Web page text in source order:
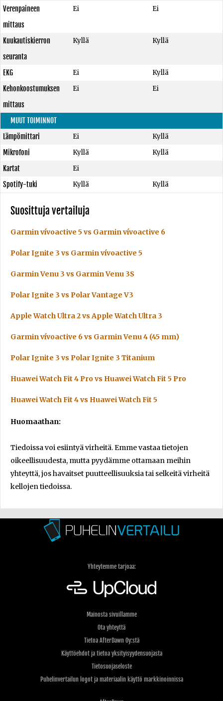
Verenpaineen
mittaus
Ei Ei
Kuukautiskierron
seuranta
Kyllä Kyllä
EKG Ei
Kyllä
Kehonkoostumuksen
mittaus
Ei Ei
MUUT TOIMINNOT
Lämpömittari
Ei
Kyllä
Mikrofoni
Kyllä
Kyllä
Kartat
Ei
Spotify-tuki
Kyllä Kyllä
Suosittuja vertailuja
Garmin vívoactive 5 vs Garmin vívoactive 6
Polar Ignite 3 vs Garmin vívoactive 5
Garmin Venu 3 vs Garmin Venu 3S
Polar Ignite 3 vs Polar Vantage V3
Apple Watch Ultra 2 vs Apple Watch Ultra 3
Garmin vívoactive 6 vs Garmin Venu 4 (45 mm)
Polar Ignite 3 vs Polar Ignite 3 Titanium
Huawei Watch Fit 4 Pro vs Huawei Watch Fit 5 Pro
Huawei Watch Fit 4 vs Huawei Watch Fit 5
Huomaathan:
Tiedoissa voi esiintyä virheitä. Emme vastaa tietojen
oikeellisuudesta, mutta pyydämme ottamaan meihin
yhteyttä, jos havaitset puutteellisuuksia tai selkeitä virheitä
kellojen tiedoissa.
Yhteytemme tarjoaa:
Mainosta sivuillamme
Ota yhteyttä
Tietoa AfterDawn Oy:stä
Käyttöehdot ja tietoa yksityisyydensuojasta
Tietosuojaseloste
Puhelinvertailun logot ja materiaalin käyttö markkinoinnissa